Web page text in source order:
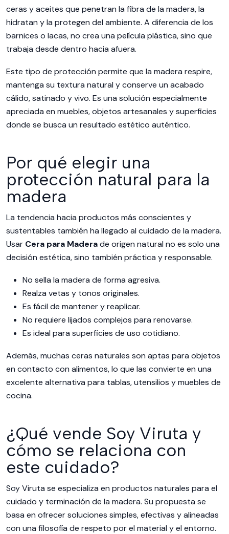
ceras y aceites que penetran la fibra de la madera, la
hidratan y la protegen del ambiente. A diferencia de los
barnices o lacas, no crea una película plástica, sino que
trabaja desde dentro hacia afuera.
Este tipo de protección permite que la madera respire,
mantenga su textura natural y conserve un acabado
cálido, satinado y vivo. Es una solución especialmente
apreciada en muebles, objetos artesanales y superficies
donde se busca un resultado estético auténtico.
Por qué elegir una
protección natural para la
madera
La tendencia hacia productos más conscientes y
sustentables también ha llegado al cuidado de la madera.
Usar Cera para Maderade origen natural no es solo una
decisión estética, sino también práctica y responsable.
No sella la madera de forma agresiva.
Realza vetas y tonos originales.
Es fácil de mantener y reaplicar.
No requiere lijados complejos para renovarse.
Es ideal para superficies de uso cotidiano.
Además, muchas ceras naturales son aptas para objetos
en contacto con alimentos, lo que las convierte en una
excelente alternativa para tablas, utensilios y muebles de
cocina.
¿Qué vende Soy Viruta y
cómo se relaciona con
este cuidado?
Soy Viruta se especializa en productos naturales para el
cuidado y terminación de la madera. Su propuesta se
basa en ofrecer soluciones simples, efectivas y alineadas
con una filosofía de respeto por el material y el entorno.